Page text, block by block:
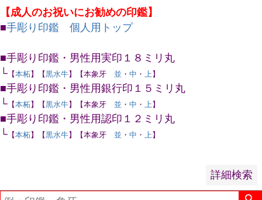
【成人のお祝いにお勧めの印鑑】
■手彫り印鑑 個人用トップ
■手彫り印鑑・男性用実印１８ミリ丸
└ 【本柘】【黒水牛】【本象牙 並 ・ 中 ・ 上 】
■手彫り印鑑・男性用銀行印１５ミリ丸
└ 【本柘】【黒水牛】【本象牙 並 ・ 中 ・ 上 】
■手彫り印鑑・男性用認印１２ミリ丸
└ 【本柘】【黒水牛】【本象牙 並 ・ 中 ・ 上 】
詳細検索
並び順
新着順
登録順
価格が安い順
価格が高い順
優先度順
レビュー順
キーワードヒット順